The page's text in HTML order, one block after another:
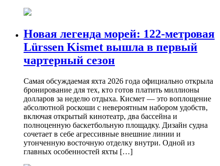
Новая легенда морей: 122-метровая
Lürssen Kismet вышла в первый
чартерный сезон
Самая обсуждаемая яхта 2026 года официально открыла
бронирование для тех, кто готов платить миллионы
долларов за неделю отдыха. Кисмет — это воплощение
абсолютной роскоши с невероятным набором удобств,
включая открытый кинотеатр, два бассейна и
полноценную баскетбольную площадку. Дизайн судна
сочетает в себе агрессивные внешние линии и
утонченную восточную отделку внутри. Одной из
главных особенностей яхты […]